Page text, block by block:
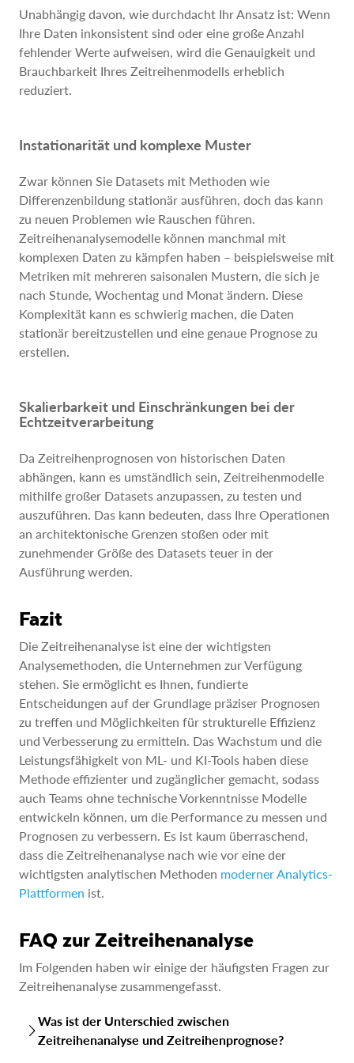
Unabhängig davon, wie durchdacht Ihr Ansatz ist: Wenn
Ihre Daten inkonsistent sind oder eine große Anzahl
fehlender Werte aufweisen, wird die Genauigkeit und
Brauchbarkeit Ihres Zeitreihenmodells erheblich
reduziert.
Instationarität und komplexe Muster
Zwar können Sie Datasets mit Methoden wie
Differenzenbildung stationär ausführen, doch das kann
zu neuen Problemen wie Rauschen führen.
Zeitreihenanalysemodelle können manchmal mit
komplexen Daten zu kämpfen haben – beispielsweise mit
Metriken mit mehreren saisonalen Mustern, die sich je
nach Stunde, Wochentag und Monat ändern. Diese
Komplexität kann es schwierig machen, die Daten
stationär bereitzustellen und eine genaue Prognose zu
erstellen.
Skalierbarkeit und Einschränkungen bei der
Echtzeitverarbeitung
Da Zeitreihenprognosen von historischen Daten
abhängen, kann es umständlich sein, Zeitreihenmodelle
mithilfe großer Datasets anzupassen, zu testen und
auszuführen. Das kann bedeuten, dass Ihre Operationen
an architektonische Grenzen stoßen oder mit
zunehmender Größe des Datasets teuer in der
Ausführung werden.
Fazit
Die Zeitreihenanalyse ist eine der wichtigsten
Analysemethoden, die Unternehmen zur Verfügung
stehen. Sie ermöglicht es Ihnen, fundierte
Entscheidungen auf der Grundlage präziser Prognosen
zu treffen und Möglichkeiten für strukturelle Effizienz
und Verbesserung zu ermitteln. Das Wachstum und die
Leistungsfähigkeit von ML- und KI-Tools haben diese
Methode effizienter und zugänglicher gemacht, sodass
auch Teams ohne technische Vorkenntnisse Modelle
entwickeln können, um die Performance zu messen und
Prognosen zu verbessern. Es ist kaum überraschend,
dass die Zeitreihenanalyse nach wie vor eine der
wichtigsten analytischen Methoden moderner Analytics-
Plattformen ist.
FAQ zur Zeitreihenanalyse
Im Folgenden haben wir einige der häufigsten Fragen zur
Zeitreihenanalyse zusammengefasst.
Was ist der Unterschied zwischen
Zeitreihenanalyse und Zeitreihenprognose?